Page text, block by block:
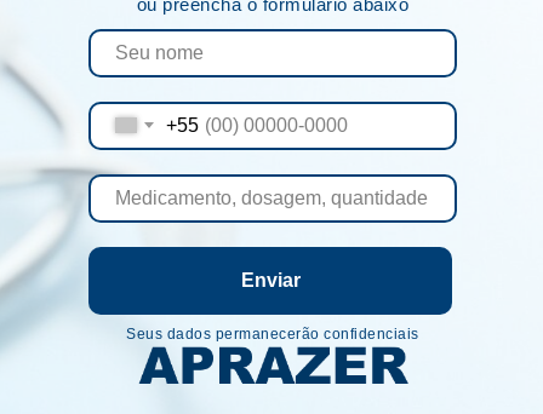
+55
Enviar
Seus dados permanecerão confidenciais
ou preencha o formulário abaixo